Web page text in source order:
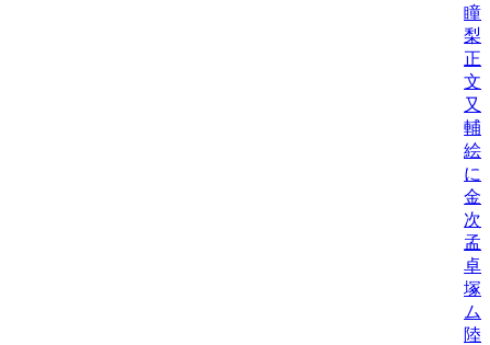
瞳/
梨
正
文
又
輔/
絵
に
金
次/
孟
卓
塚
ム
陸